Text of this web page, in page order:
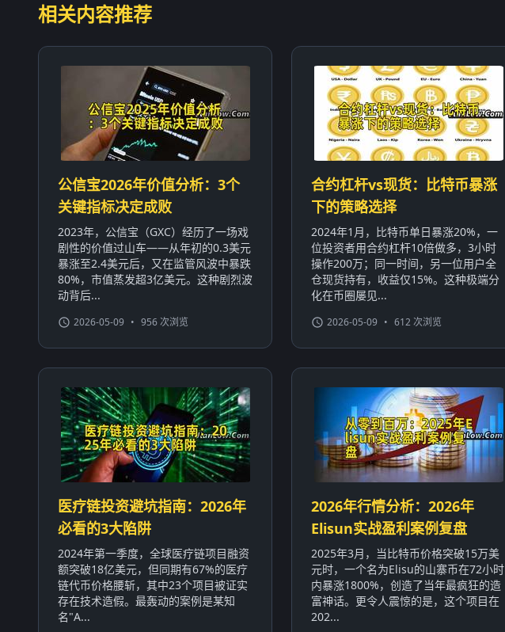
相关内容推荐
公信宝2026年价值分析：3个
关键指标决定成败
2023年，公信宝（GXC）经历了一场戏
剧性的价值过山车——从年初的0.3美元
暴涨至2.4美元后，又在监管风波中暴跌
80%，市值蒸发超3亿美元。这种剧烈波
动背后...
2026-05-09 • 956 次浏览
合约杠杆vs现货：比特币暴涨
下的策略选择
2024年1月，比特币单日暴涨20%，一
位投资者用合约杠杆10倍做多，3小时
操作200万；同一时间，另一位用户全
仓现货持有，收益仅15%。这种极端分
化在币圈屡见...
2026-05-09 • 612 次浏览
医疗链投资避坑指南：2026年
必看的3大陷阱
2024年第一季度，全球医疗链项目融资
额突破18亿美元，但同期有67%的医疗
链代币价格腰斩，其中23个项目被证实
存在技术造假。最轰动的案例是某知
名"A...
2026年行情分析：2026年
Elisun实战盈利案例复盘
2025年3月，当比特币价格突破15万美
元时，一个名为Elisu的山寨币在72小时
内暴涨1800%，创造了当年最疯狂的造
富神话。更令人震惊的是，这个项目在
202...